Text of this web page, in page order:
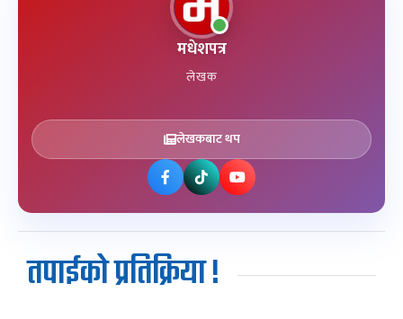
मधेशपत्र
लेखक
लेखकबाट थप
तपाईको प्रतिक्रिया !